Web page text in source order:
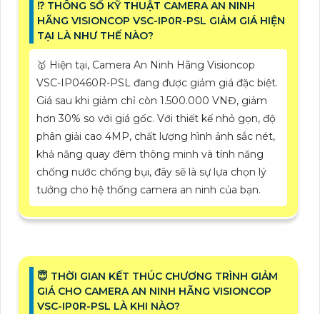
⁉️ THÔNG SỐ KỸ THUẬT CAMERA AN NINH
HÃNG VISIONCOP VSC-IP0R-PSL GIẢM GIÁ HIỆN
TẠI LÀ NHƯ THẾ NÀO?
🥇 Hiện tại, Camera An Ninh Hãng Visioncop
VSC-IP0460R-PSL đang được giảm giá đặc biệt.
Giá sau khi giảm chỉ còn 1.500.000 VNĐ, giảm
hơn 30% so với giá gốc. Với thiết kế nhỏ gọn, độ
phân giải cao 4MP, chất lượng hình ảnh sắc nét,
khả năng quay đêm thông minh và tính năng
chống nước chống bụi, đây sẽ là sự lựa chọn lý
tưởng cho hệ thống camera an ninh của bạn.
😇 THỜI GIAN KẾT THÚC CHƯƠNG TRÌNH GIẢM
GIÁ CHO CAMERA AN NINH HÃNG VISIONCOP
VSC-IP0R-PSL LÀ KHI NÀO?